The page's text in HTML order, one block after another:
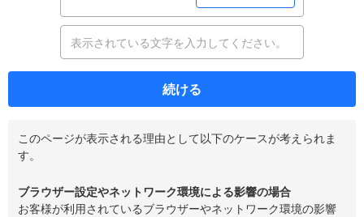
続ける
このページが表示される理由として以下のケースが考えられま
す。
ブラウザー設定やネットワーク環境による影響の場合
お客様が利用されているブラウザーやネットワーク環境の影響